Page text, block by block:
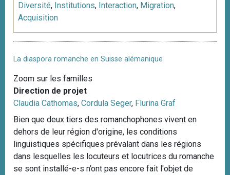
Diversité, Institutions, Interaction, Migration,
Acquisition
La diaspora romanche en Suisse alémanique
Zoom sur les familles
Direction de projet
Claudia Cathomas, Cordula Seger, Flurina Graf
Bien que deux tiers des romanchophones vivent en
dehors de leur région d'origine, les conditions
linguistiques spécifiques prévalant dans les régions
dans lesquelles les locuteurs et locutrices du romanche
se sont installé-e-s n’ont pas encore fait l'objet de